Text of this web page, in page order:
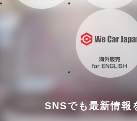
SNSでも最新情報